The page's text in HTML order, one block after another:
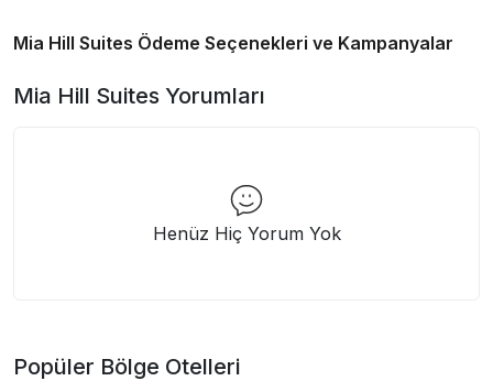
Mia Hill Suites Ödeme Seçenekleri ve Kampanyalar
Mia Hill Suites Yorumları
Henüz Hiç Yorum Yok
Popüler Bölge Otelleri